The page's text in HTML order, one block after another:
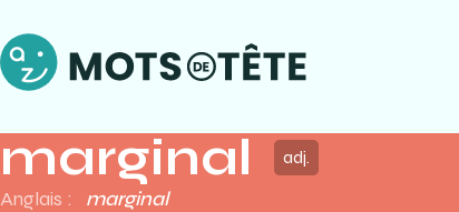
marginal adj.
Anglais : marginal